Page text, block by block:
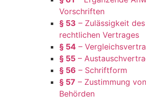
Vorschriften
§ 53 – Zulässigkeit
rechtlichen Vertrages
§ 54 –
§ 55 –
§ 56 – Schriftform
§ 57 – Zustimmung
Behörden